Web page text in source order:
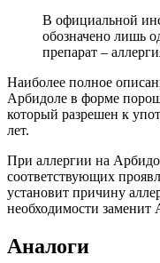
В официальной
обозначено лишь
препарат –
Наиболее полное
Арбидоле в форме
который разрешен к
лет.
При аллергии на
соответствующих
установит причину
необходимости заменит
Аналоги